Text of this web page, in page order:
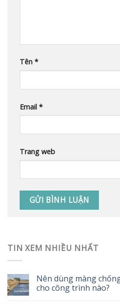
Tên *
Email *
Trang web
TIN XEM NHIỀU NHẤT
Nên dùng màng
cho công trình nào?